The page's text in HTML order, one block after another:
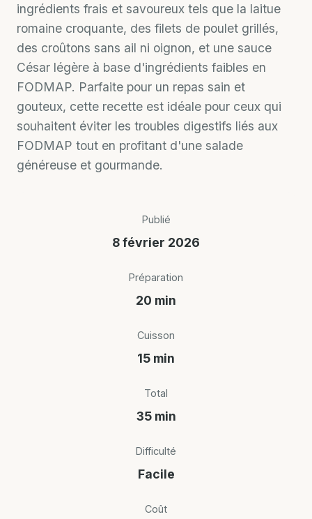
ingrédients frais et savoureux tels que la laitue
romaine croquante, des filets de poulet grillés,
des croûtons sans ail ni oignon, et une sauce
César légère à base d'ingrédients faibles en
FODMAP. Parfaite pour un repas sain et
gouteux, cette recette est idéale pour ceux qui
souhaitent éviter les troubles digestifs liés aux
FODMAP tout en profitant d'une salade
généreuse et gourmande.
Publié
8 février 2026
Préparation
20 min
Cuisson
15 min
Total
35 min
Difficulté
Facile
Coût